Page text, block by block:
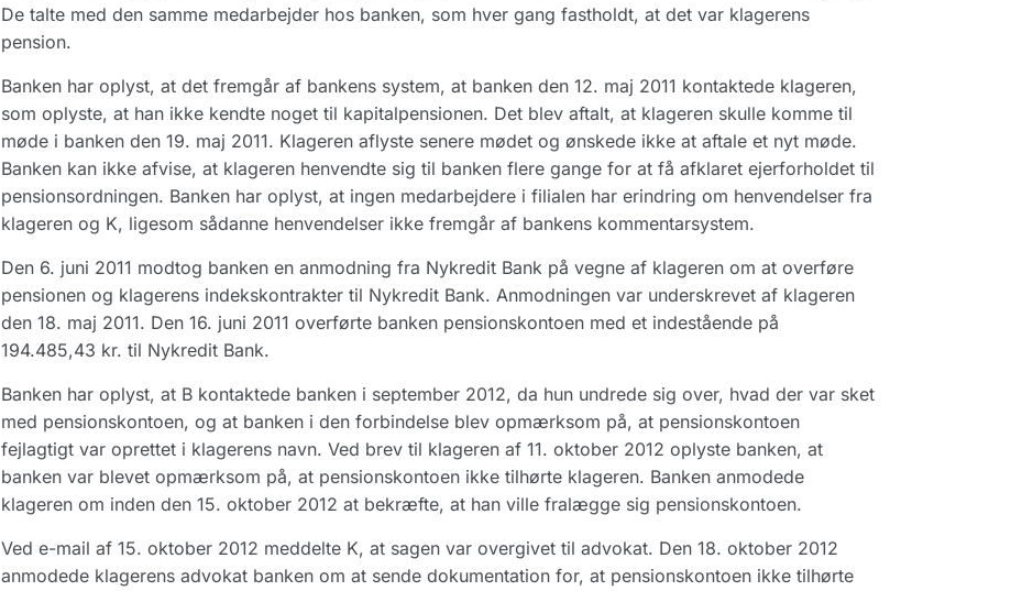
De talte med den samme medarbejder hos banken, som hver gang fastholdt, at det var klagerens
pension.
Banken har oplyst, at det fremgår af bankens system, at banken den 12. maj 2011 kontaktede klageren,
som oplyste, at han ikke kendte noget til kapitalpensionen. Det blev aftalt, at klageren skulle komme til
møde i banken den 19. maj 2011. Klageren aflyste senere mødet og ønskede ikke at aftale et nyt møde.
Banken kan ikke afvise, at klageren henvendte sig til banken flere gange for at få afklaret ejerforholdet til
pensionsordningen. Banken har oplyst, at ingen medarbejdere i filialen har erindring om henvendelser fra
klageren og K, ligesom sådanne henvendelser ikke fremgår af bankens kommentarsystem.
Den 6. juni 2011 modtog banken en anmodning fra Nykredit Bank på vegne af klageren om at overføre
pensionen og klagerens indekskontrakter til Nykredit Bank. Anmodningen var underskrevet af klageren
den 18. maj 2011. Den 16. juni 2011 overførte banken pensionskontoen med et indestående på
194.485,43 kr. til Nykredit Bank.
Banken har oplyst, at B kontaktede banken i september 2012, da hun undrede sig over, hvad der var sket
med pensionskontoen, og at banken i den forbindelse blev opmærksom på, at pensionskontoen
fejlagtigt var oprettet i klagerens navn. Ved brev til klageren af 11. oktober 2012 oplyste banken, at
banken var blevet opmærksom på, at pensionskontoen ikke tilhørte klageren. Banken anmodede
klageren om inden den 15. oktober 2012 at bekræfte, at han ville fralægge sig pensionskontoen.
Ved e-mail af 15. oktober 2012 meddelte K, at sagen var overgivet til advokat. Den 18. oktober 2012
anmodede klagerens advokat banken om at sende dokumentation for, at pensionskontoen ikke tilhørte